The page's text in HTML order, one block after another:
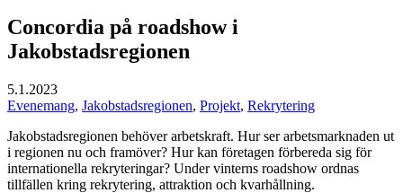
Concordia på roadshow i
Jakobstadsregionen
5.1.2023
Evenemang, Jakobstadsregionen, Projekt, Rekrytering
Jakobstadsregionen behöver arbetskraft. Hur ser arbetsmarknaden ut
i regionen nu och framöver? Hur kan företagen förbereda sig för
internationella rekryteringar? Under vinterns roadshow ordnas
tillfällen kring rekrytering, attraktion och kvarhållning.